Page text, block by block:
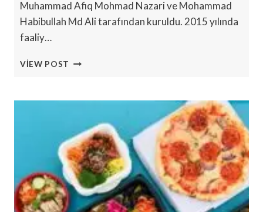
Muhammad Afiq Mohmad Nazari ve Mohammad
Habibullah Md Ali tarafından kuruldu. 2015 yılında
faaliy…
VIEW POST MALEZYA
TURIZMINI
GELIŞTIRIYOR